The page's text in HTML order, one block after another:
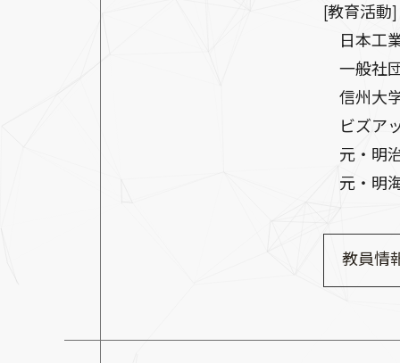
[教育活動]
日本工
一般社
信州大
ビズア
元・明
元・明
教員情